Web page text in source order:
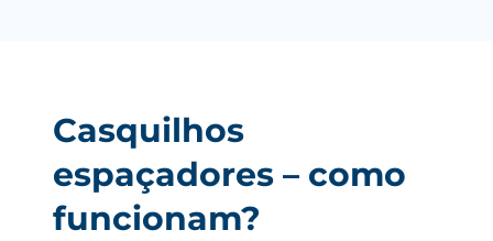
Casquilhos
espaçadores – como
funcionam?